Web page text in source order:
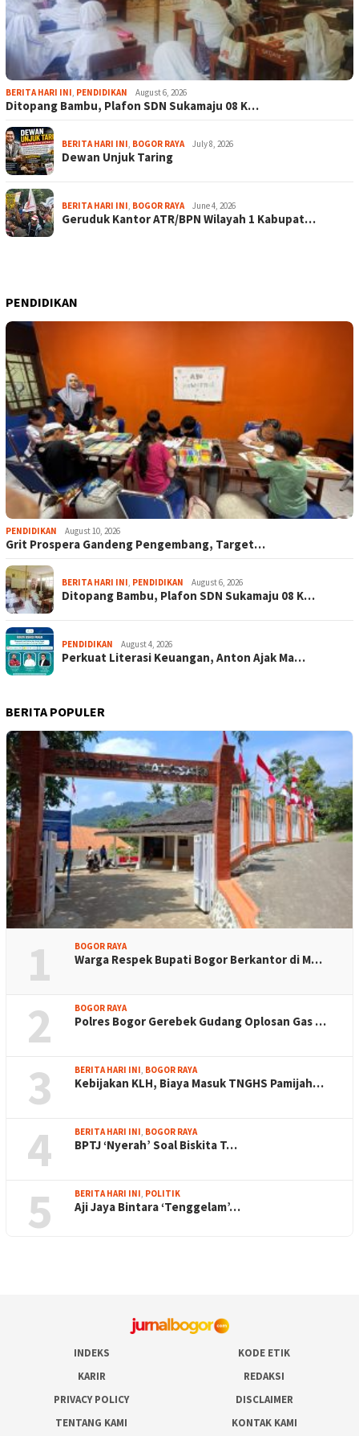
BERITA HARI INI, PENDIDIKAN August 6, 2026
Ditopang Bambu, Plafon SDN Sukamaju 08 K…
BERITA HARI INI, BOGOR RAYA July 8, 2026
Dewan Unjuk Taring
BERITA HARI INI, BOGOR RAYA June 4, 2026
Geruduk Kantor ATR/BPN Wilayah 1 Kabupat…
PENDIDIKAN
PENDIDIKAN August 10, 2026
Grit Prospera Gandeng Pengembang, Target…
BERITA HARI INI, PENDIDIKAN August 6, 2026
Ditopang Bambu, Plafon SDN Sukamaju 08 K…
PENDIDIKAN August 4, 2026
Perkuat Literasi Keuangan, Anton Ajak Ma…
BERITA POPULER
1 BOGOR RAYA
Warga Respek Bupati Bogor Berkantor di M…
2 BOGOR RAYA
Polres Bogor Gerebek Gudang Oplosan Gas …
3 BERITA HARI INI, BOGOR RAYA
Kebijakan KLH, Biaya Masuk TNGHS Pamijah…
4 BERITA HARI INI, BOGOR RAYA
BPTJ ‘Nyerah’ Soal Biskita T…
5 BERITA HARI INI, POLITIK
Aji Jaya Bintara ‘Tenggelam’…
INDEKS
KODE ETIK
KARIR
REDAKSI
PRIVACY POLICY
DISCLAIMER
TENTANG KAMI
KONTAK KAMI